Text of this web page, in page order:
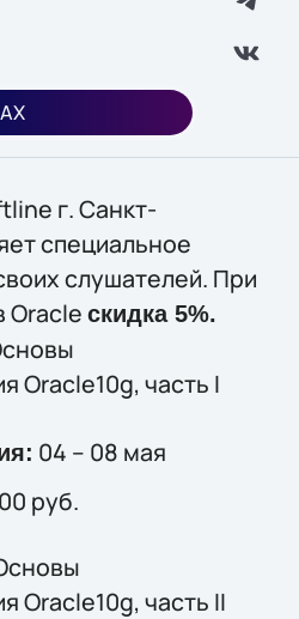
г. Санкт-
специальное
слушателей. При
Oracle скидка 5%.
Oracle10g, часть I
04 – 08 мая
руб.
Oracle10g, часть II